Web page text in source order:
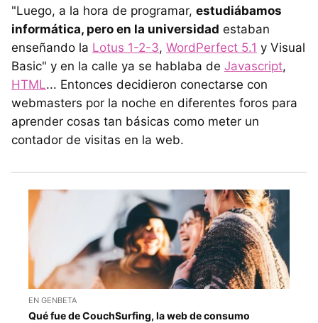
"Luego, a la hora de programar, estudiábamos
informática, pero en la universidad estaban
enseñando la Lotus 1-2-3, WordPerfect 5.1 y Visual
Basic" y en la calle ya se hablaba de Javascript,
HTML... Entonces decidieron conectarse con
webmasters por la noche en diferentes foros para
aprender cosas tan básicas como meter un
contador de visitas en la web.
EN GENBETA
Qué fue de CouchSurfing, la web de consumo